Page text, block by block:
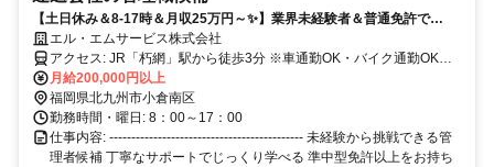
【土日休み＆8-17時＆月収25万円～✨】業界未経験者＆普通免許で
OK！会社負担で大型・中型免許取得！
エル・エムサービス株式会社
アクセス: JR「朽網」駅から徒歩3分 ※車通勤OK・バイク通勤OK・
自転車通勤OK
月給200,000円以上
福岡県北九州市小倉南区
勤務時間・曜日: 8：00～17：00
仕事内容: -------------------------------------------- 未経験から挑戦できる管
理者候補 丁寧なサポートでじっくり学べる 準中型免許以上をお持ち